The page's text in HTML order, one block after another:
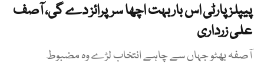
پیپلز پارٹی اس بار بہت اچھا سرپرائز دے گی، آصف
علی زرداری
آصفہ بھٹو جہاں سے چاہے انتخاب لڑے وہ مضبوط